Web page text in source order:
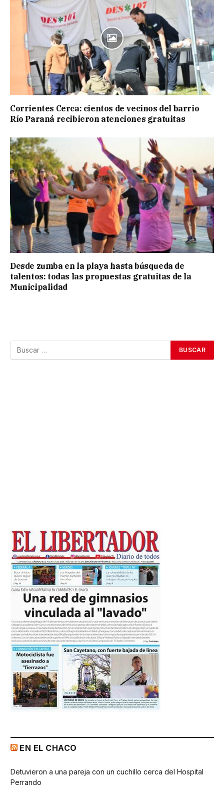
Corrientes Cerca: cientos de vecinos del barrio
Río Paraná recibieron atenciones gratuitas
Desde zumba en la playa hasta búsqueda de
talentos: todas las propuestas gratuitas de la
Municipalidad
EN EL CHACO
Detuvieron a una pareja con un cuchillo cerca del Hospital
Perrando